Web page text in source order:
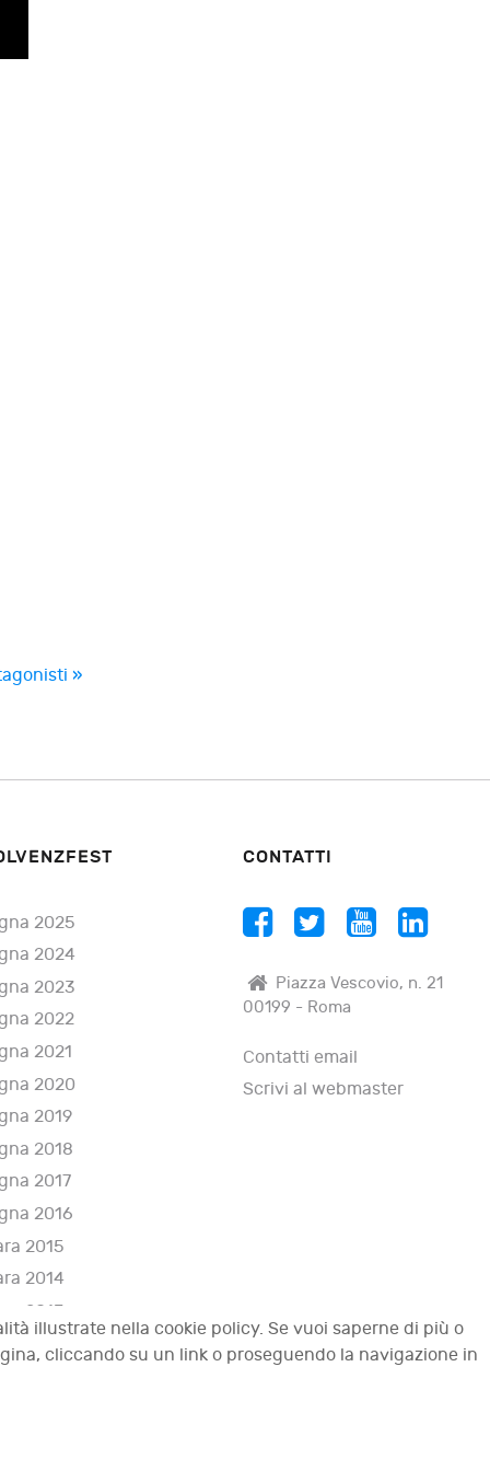
»
2025
2024
2023
2022
2021
2020
2019
2018
2017
2016
2015
2014
2013
CONTATTI
Piazza Vescovio, n. 21
00199 - Roma
Contatti email
Scrivi al webmaster
riservati.
illustrate nella cookie policy. Se vuoi saperne di più o
cliccando su un link o proseguendo la navigazione in